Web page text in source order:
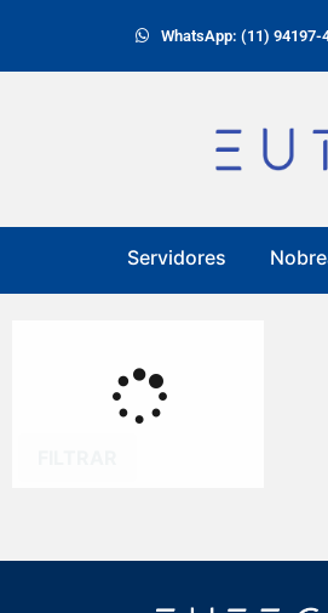
WhatsApp: (11) 94197-
Servidores